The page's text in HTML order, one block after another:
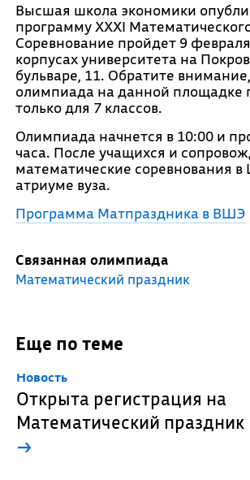
Высшая школа экономики
программу XXXI
Соревнование пройдет 9
корпусах университета на
бульваре, 11. Обратите
олимпиада на данной площадке
только для 7 классов.
Олимпиада начнется в 10:00 и
часа. После учащихся и
математические соревнования
атриуме вуза.
Программа Матпраздника в ВШЭ
Связанная олимпиада
Математический праздник
Еще по теме
Новость
Открыта регистрация на
Математический праздник
→